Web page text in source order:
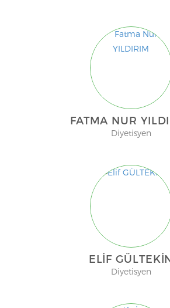
FATMA NUR
Diyetisyen
ELIF
Diyetisyen